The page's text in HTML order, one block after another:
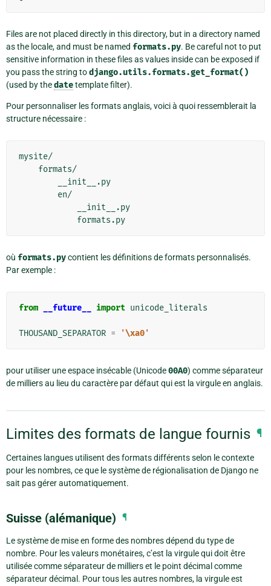
Files are not placed directly in this directory, but in a directory named
as the locale, and must be named formats.py. Be careful not to put
sensitive information in these files as values inside can be exposed if
you pass the string todjango.utils.formats.get_format()
(used by thedatetemplate filter).
Pour personnaliser les formats anglais, voici à quoi ressemblerait la
structure nécessaire :
mysite/
où formats.pycontient les définitions de formats personnalisés.
Par exemple :
from __future__ import unicode_literals
THOUSAND_SEPARATOR = '\xa0'
pour utiliser une espace insécable (Unicode00A0) comme séparateur
de milliers au lieu du caractère par défaut qui est la virgule en anglais.
Limites des formats de langue fournis ¶
Certaines langues utilisent des formats différents selon le contexte
pour les nombres, ce que le système de régionalisation de Django ne
sait pas gérer automatiquement.
Suisse (alémanique) ¶
Le système de mise en forme des nombres dépend du type de
nombre. Pour les valeurs monétaires, c’est la virgule qui doit être
utilisée comme séparateur de milliers et le point décimal comme
séparateur décimal. Pour tous les autres nombres, la virgule est